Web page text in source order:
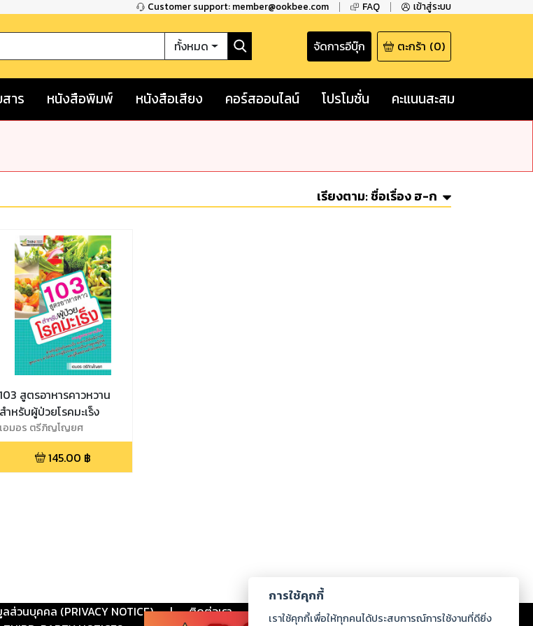
Customer support: member@ookbee.com FAQ เข้าสู่ระบบ
ทั้งหมด จัดการอีบุ๊ก ตะกร้า (0)
าร หนังสือพิมพ์ หนังสือเสียง คอร์สออนไลน์ โปรโมชั่น คะแนนสะสม
เรียงตาม:ชื่อเรื่อง ฮ-ก
103 สูตรอาหารคาวหวาน
สำหรับผู้ป่วยโรคมะเร็ง
เอมอร ตรีภิญโญยศ
145.00 ฿
ส่วนบุคคล (PRIVACY NOTICE) | ติดต่อเรา ร่วมงานกับเรา ดาวน์โหลด
การใช้คุกกี้
เราใช้คุกกี้เพื่อให้ทุกคนได้ประสบการณ์การใช้งานที่ดียิ่ง